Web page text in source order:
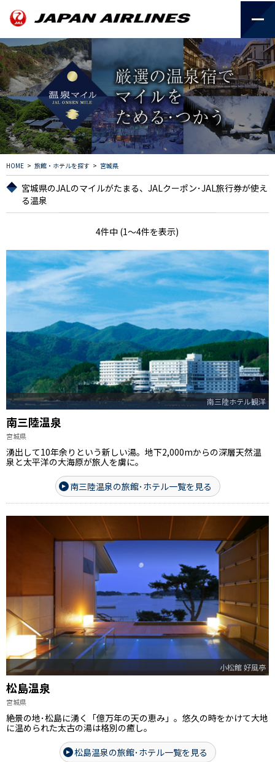
HOME > 旅館・ホテルを探す > 宮城県
宮城県のJALのマイルがたまる、JALクーポン･JAL旅行券が使え
る温泉
4件中 (1～4件を表示)
南三陸ホテル観洋
南三陸温泉
宮城県
湧出して10年余りという新しい湯。地下2,000mからの深層天然温
泉と太平洋の大海原が旅人を虜に。
南三陸温泉の旅館･ホテル一覧を見る
小松館 好風亭
松島温泉
宮城県
絶景の地･松島に湧く「億万年の天の恵み」。悠久の時をかけて大地
に温められた太古の湯は格別の癒し。
松島温泉の旅館･ホテル一覧を見る